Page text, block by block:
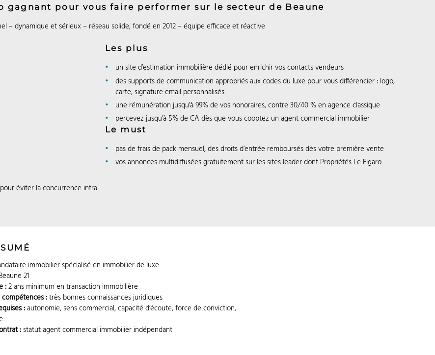
gagnant pour vous faire performer sur le secteur de Beaune
– dynamique et sérieux – réseau solide, fondé en 2012 – équipe efficace et réactive
éviter la concurrence intra-
Les plus
un site d’estimation immobilière dédié pour enrichir vos contacts vendeurs
des supports de communication appropriés aux codes du luxe pour vous différencier : logo,
carte, signature email personnalisés
une rémunération jusqu’à 99% de vos honoraires, contre 30/40 % en agence classique
percevez jusqu’à 5% de CA dès que vous cooptez un agent commercial immobilier
Le must
pas de frais de pack mensuel, des droits d’entrée remboursés dès votre première vente
vos annonces multidiffusées gratuitement sur les sites leader dont Propriétés Le Figaro
immobilier spécialisé en immobilier de luxe
21
:2 ans minimum en transaction immobilière
:très bonnes connaissances juridiques
:autonomie, sens commercial, capacité d’écoute, force de conviction,
: statut agent commercial immobilier indépendant